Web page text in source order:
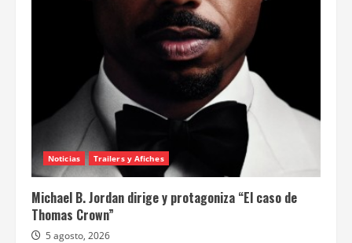
Noticias Trailers y Afiches
Michael B. Jordan dirige y protagoniza “El caso de
Thomas Crown”
5 agosto, 2026